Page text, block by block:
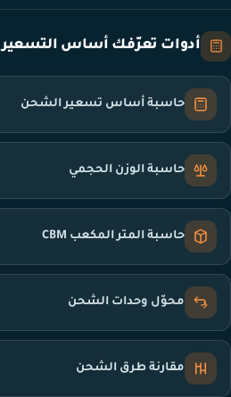
أدوات تعرّفك أساس التسعير
حاسبة أساس تسعير الشحن
حاسبة الوزن الحجمي
حاسبة المتر المكعب CBM
محوّل وحدات الشحن
مقارنة طرق الشحن